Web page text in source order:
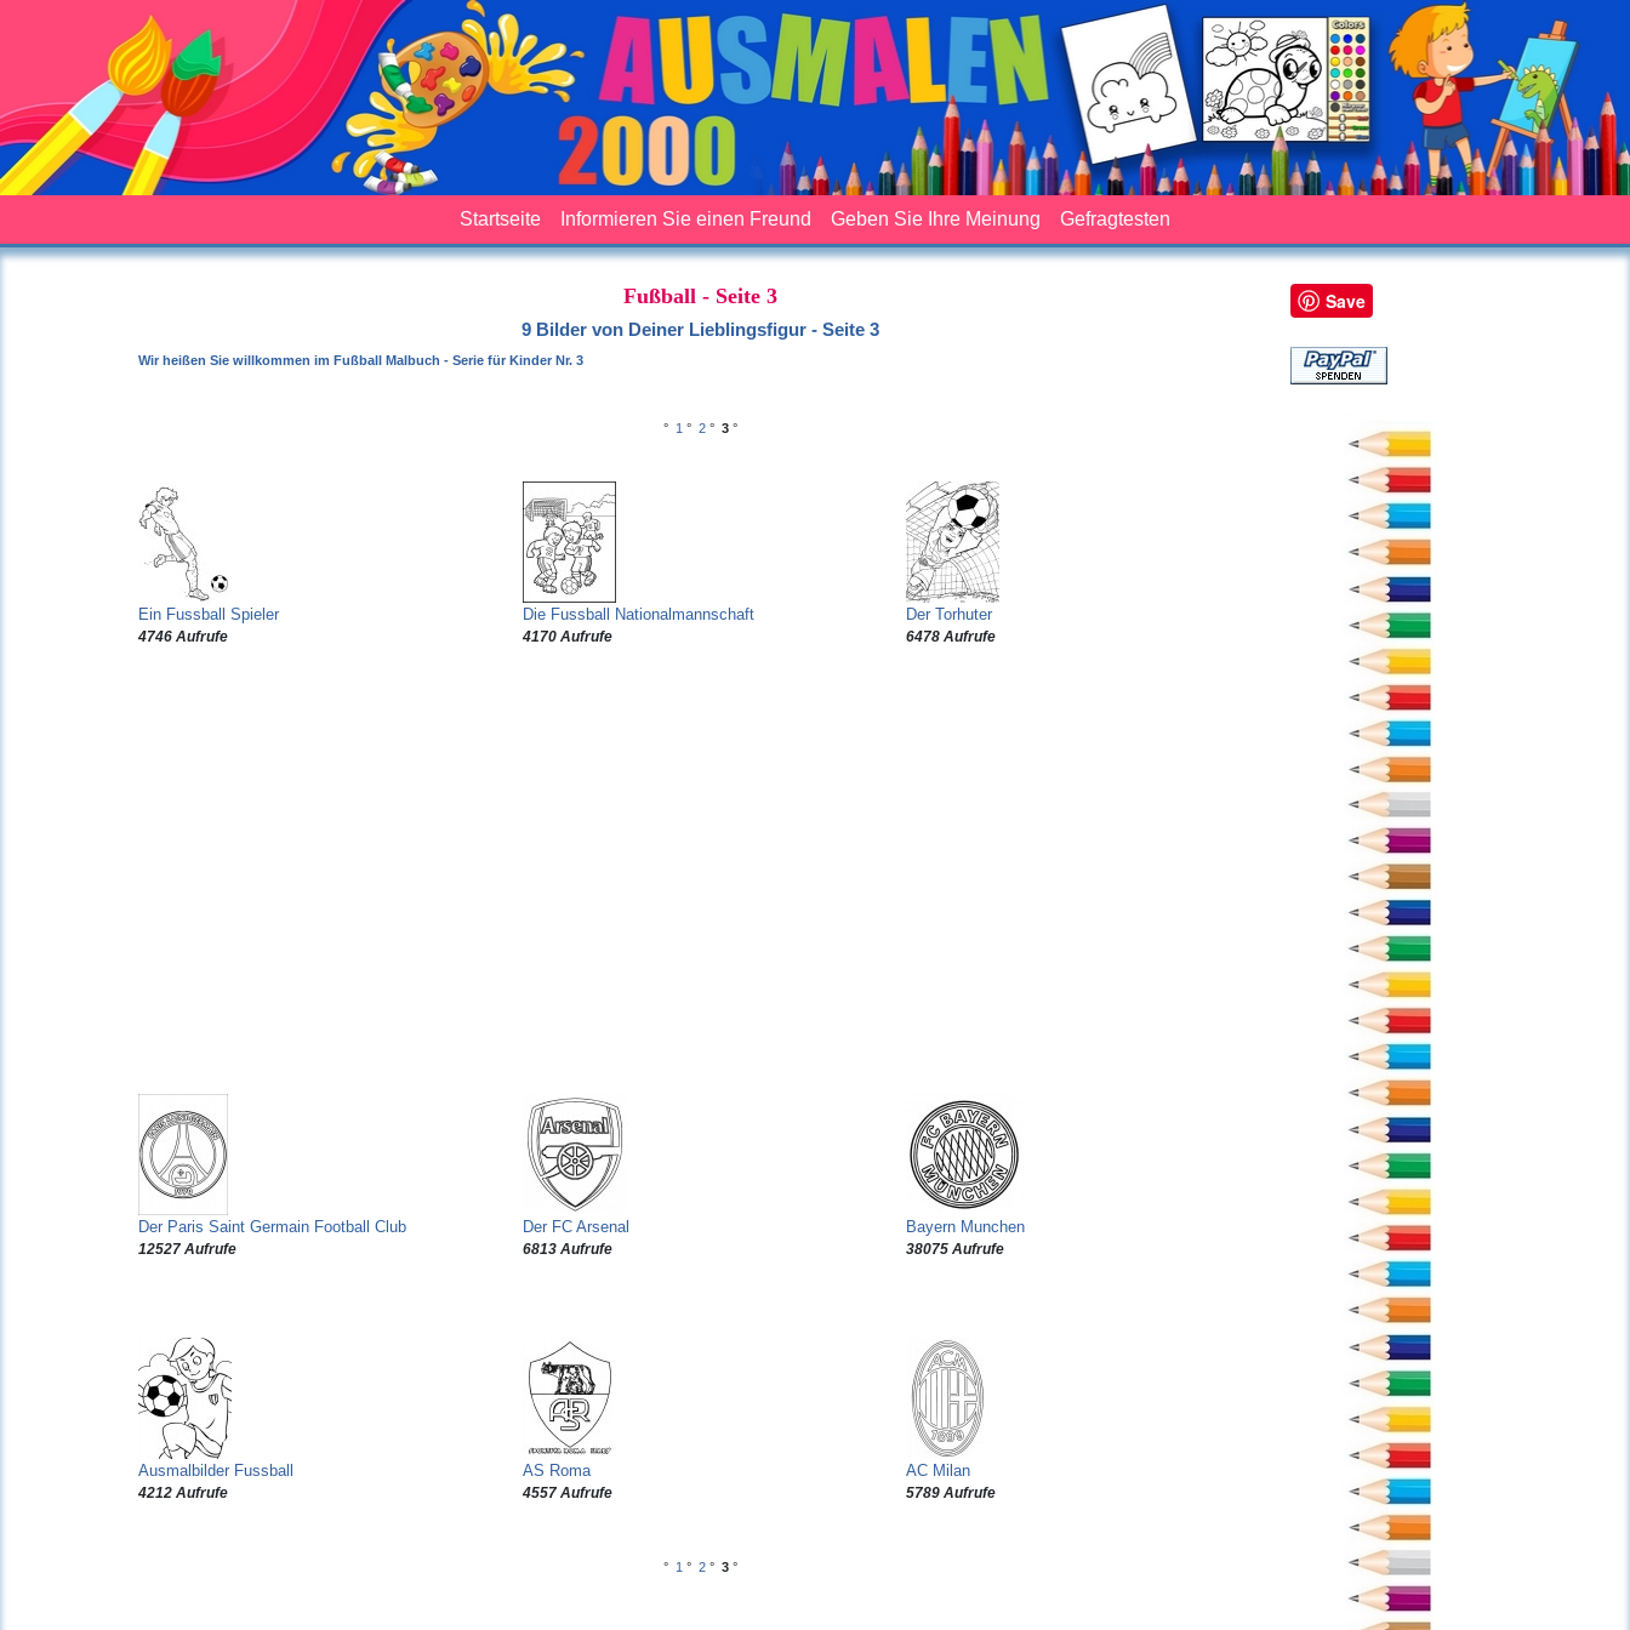
Startseite Informieren Sie einen Freund Geben Sie Ihre Meinung Gefragtesten
Fußball - Seite 3
9 Bilder von Deiner Lieblingsfigur - Seite 3
Wir heißen Sie willkommen im Fußball Malbuch - Serie für Kinder Nr. 3
° 1 ° 2° 3 °
Ein Fussball Spieler
4746 Aufrufe
Die Fussball Nationalmannschaft
4170 Aufrufe
Der Torhuter
6478 Aufrufe
Der Paris Saint Germain Football Club
12527 Aufrufe
Der FC Arsenal
6813 Aufrufe
Bayern Munchen
38075 Aufrufe
Ausmalbilder Fussball
4212 Aufrufe
AS Roma
4557 Aufrufe
AC Milan
5789 Aufrufe
° 1 ° 2° 3 °
Save